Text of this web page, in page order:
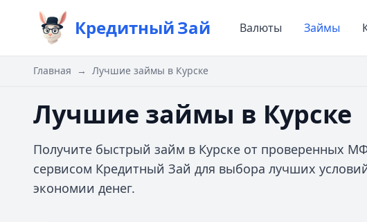
КредитныйЗай Валюты Займы
Главная → Лучшие займы в Курске
Лучшие займы в Курске
Получите быстрый займ в Курске от проверенных
сервисом Кредитный Зай для выбора лучших
экономии денег.